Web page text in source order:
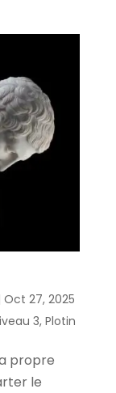
Oct 27, 2025
3, Plotin
propre
le